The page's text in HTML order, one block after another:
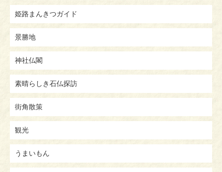
姫路まんきつガイド
景勝地
神社仏閣
素晴らしき石仏探訪
街角散策
観光
うまいもん